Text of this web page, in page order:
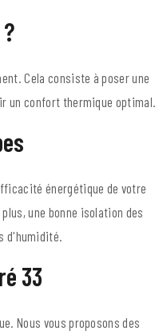
Cela consiste à poser une
un confort thermique optimal.
énergétique de votre
une bonne isolation des
d'humidité.
33
Nous vous proposons des